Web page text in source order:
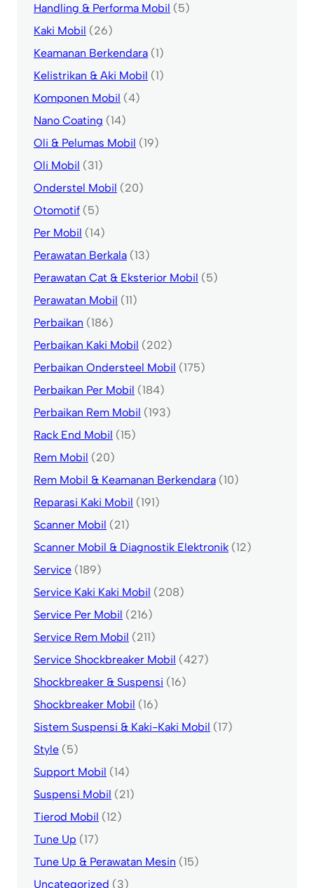
Handling & Performa Mobil (5)
Kaki Mobil (26)
Keamanan Berkendara (1)
Kelistrikan & Aki Mobil (1)
Komponen Mobil (4)
Nano Coating (14)
Oli & Pelumas Mobil (19)
Oli Mobil (31)
Onderstel Mobil (20)
Otomotif (5)
Per Mobil (14)
Perawatan Berkala (13)
Perawatan Cat & Eksterior Mobil (5)
Perawatan Mobil (11)
Perbaikan (186)
Perbaikan Kaki Mobil (202)
Perbaikan Ondersteel Mobil (175)
Perbaikan Per Mobil (184)
Perbaikan Rem Mobil (193)
Rack End Mobil (15)
Rem Mobil (20)
Rem Mobil & Keamanan Berkendara (10)
Reparasi Kaki Mobil (191)
Scanner Mobil (21)
Scanner Mobil & Diagnostik Elektronik (12)
Service (189)
Service Kaki Kaki Mobil (208)
Service Per Mobil (216)
Service Rem Mobil (211)
Service Shockbreaker Mobil (427)
Shockbreaker & Suspensi (16)
Shockbreaker Mobil (16)
Sistem Suspensi & Kaki-Kaki Mobil (17)
Style (5)
Support Mobil (14)
Suspensi Mobil (21)
Tierod Mobil (12)
Tune Up (17)
Tune Up & Perawatan Mesin (15)
Uncategorized (3)